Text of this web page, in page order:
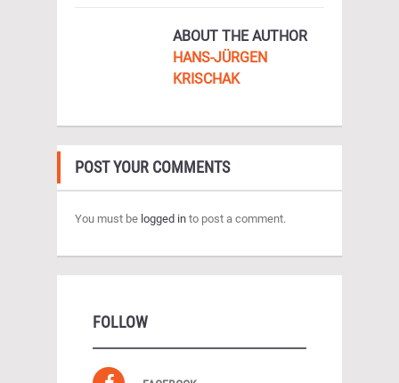
ABOUT THE AUTHOR
HANS-JÜRGEN
KRISCHAK
POST YOUR COMMENTS
You must be logged in to post a comment.
FOLLOW